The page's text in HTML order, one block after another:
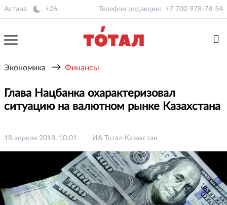
Астана +26 Телефон редакции: +7 700 978-78-54
Экономика → Финансы
Глава Нацбанка охарактеризовал
ситуацию на валютном рынке Казахстана
18 апреля 2018, 10:01 ИА Тотал Казахстан